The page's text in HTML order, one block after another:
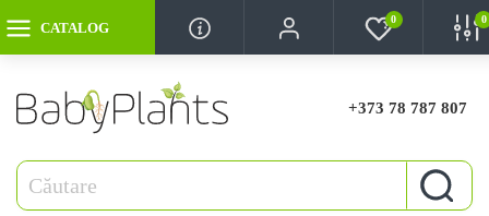
CATALOG
0 0
+373 78 787 807